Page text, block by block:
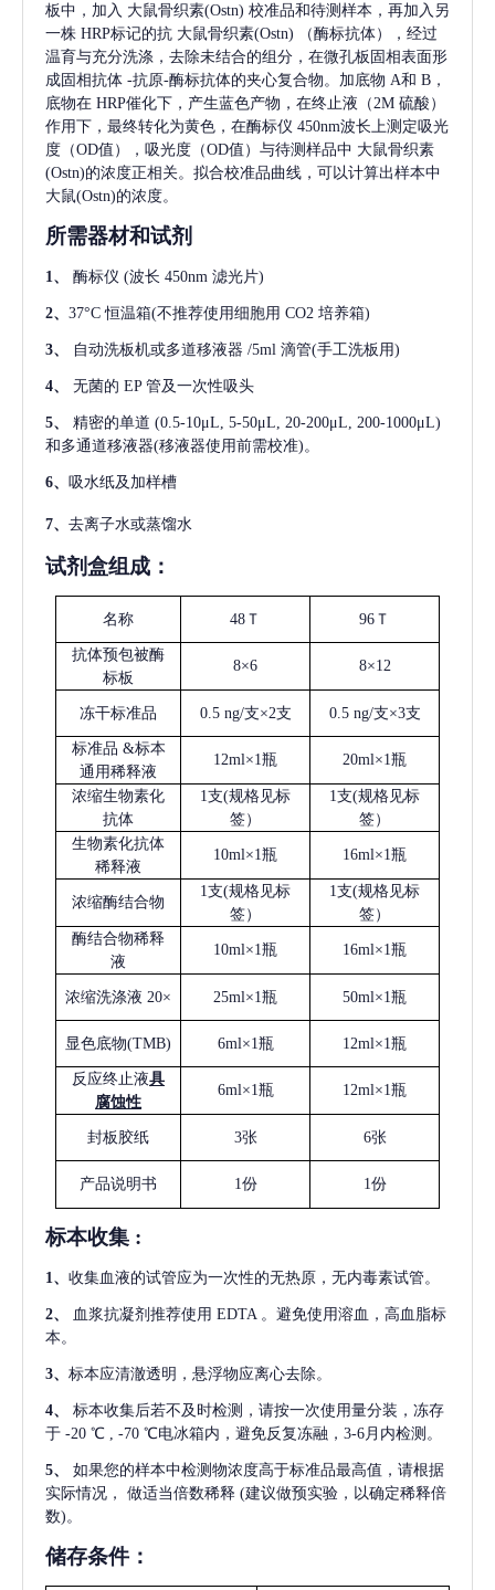
板中，加入 大鼠骨织素(Ostn) 校准品和待测样本，再加入另
一株 HRP标记的抗 大鼠骨织素(Ostn)
（酶标抗体），经过
温育与充分洗涤，去除未结合的组分，在微孔板固相表面形
成固相抗体 -抗原-酶标抗体的夹心复合物。加底物 A和 B，
底物在 HRP催化下，产生蓝色产物，在终止液（2M 硫酸）
作用下，最终转化为黄色，在酶标仪 450nm波长上测定吸光
度（OD值），吸光度（OD值）与待测样品中 大鼠骨织素
(Ostn)的浓度正相关。拟合校准品曲线，可以计算出样本中
大鼠(Ostn)的浓度。
所需器材和试剂
1、 酶标仪 (波长 450nm 滤光片)
2、 37°C 恒温箱(不推荐使用细胞用 CO2 培养箱)
3、 自动洗板机或多道移液器 /5ml 滴管(手工洗板用)
4、 无菌的 EP 管及一次性吸头
5、 精密的单道 (0.5-10μL, 5-50μL, 20-200μL, 200-1000μL)
和多通道移液器(移液器使用前需校准)。
6、 吸水纸及加样槽
7、 去离子水或蒸馏水
试剂盒组成：
名称 48Ｔ 96Ｔ
抗体预包被酶
标板
8×6 8×12
冻干标准品 0.5 ng/支×2支 0.5 ng/支×3支
标准品 &标本
通用稀释液
12ml×1瓶 20ml×1瓶
浓缩生物素化
抗体
1支(规格见标
签）
1支(规格见标
签）
生物素化抗体
稀释液
10ml×1瓶 16ml×1瓶
浓缩酶结合物
1支(规格见标
签）
1支(规格见标
签）
酶结合物稀释
液
10ml×1瓶 16ml×1瓶
浓缩洗涤液 20× 25ml×1瓶 50ml×1瓶
显色底物(TMB) 6ml×1瓶 12ml×1瓶
反应终止液具
腐蚀性
6ml×1瓶 12ml×1瓶
封板胶纸 3张 6张
产品说明书 1份 1份
标本收集 :
1 、 收集血液的试管应为一次性的无热原，无内毒素试管。
2、 血浆抗凝剂推荐使用 EDTA 。避免使用溶血，高血脂标
本。
3、 标本应清澈透明，悬浮物应离心去除。
4、
标本收集后若不及时检测，请按一次使用量分装，冻存
于 -20 ℃ , -70 ℃电冰箱内，避免反复冻融，3-6月内检测。
5、
如果您的样本中检测物浓度高于标准品最高值，请根据
实际情况，
做适当倍数稀释 (建议做预实验，以确定稀释倍
数)。
储存条件：